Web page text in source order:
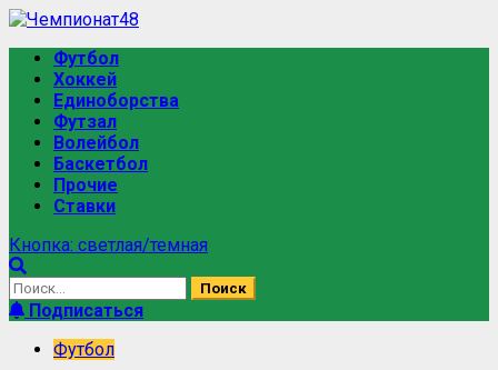
Футбол
Хоккей
Единоборства
Футзал
Волейбол
Баскетбол
Прочие
Ставки
Кнопка: светлая/темная
Подписаться
Футбол